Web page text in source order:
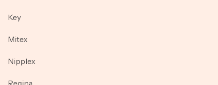
Key
Mitex
Nipplex